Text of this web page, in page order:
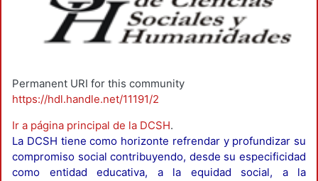
Permanent URI for this community
https://hdl.handle.net/11191/2
Ir a página principal de la DCSH.
La DCSH tiene como horizonte refrendar y profundizar su
compromiso social contribuyendo, desde su especificidad
como entidad educativa, a la equidad social, a la